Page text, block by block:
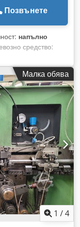
Позвънете
напълно
средство:
Марка: WAFIOS
Диаметър на
42-55 мм Djdpswi
около 32 м
Малка обява
1 /4